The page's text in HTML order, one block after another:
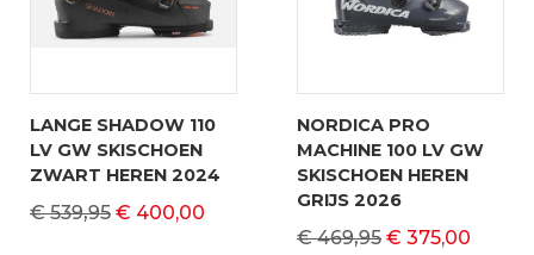
LANGE SHADOW 110
LV GW SKISCHOEN
ZWART HEREN 2024
€ 539,95 € 400,00
NORDICA PRO
MACHINE 100 LV GW
SKISCHOEN HEREN
GRIJS 2026
€ 469,95 € 375,00